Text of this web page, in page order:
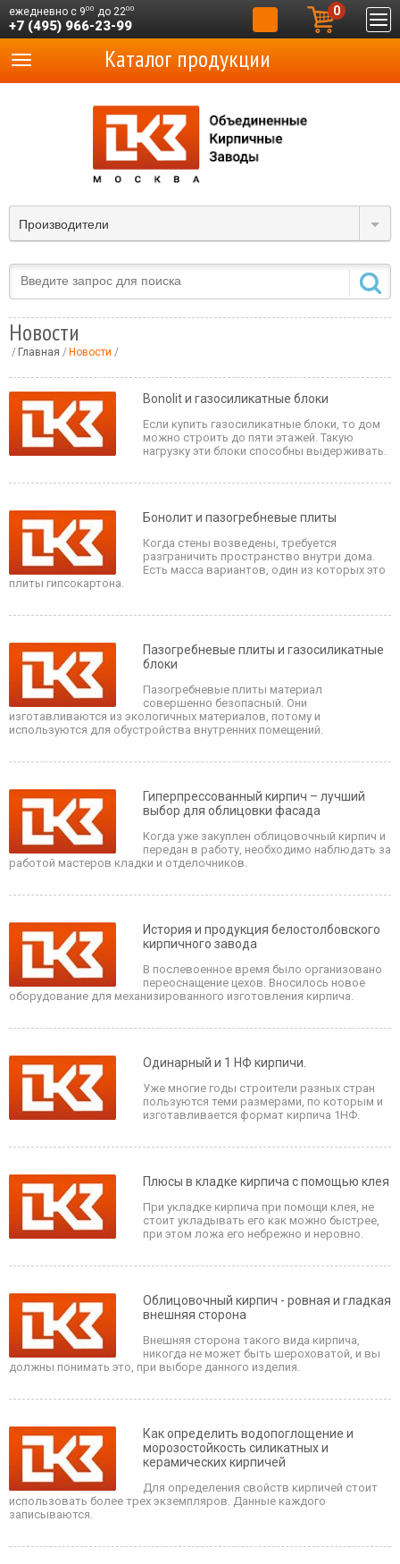
ежедневно с 900 до 2200
+7 (495) 966-23-99
0
Производители
Каталог продукции
Новости
Главная Новости
Bonolit и газосиликатные блоки
Если купить газосиликатные блоки, то дом
можно строить до пяти этажей. Такую
нагрузку эти блоки способны выдерживать.
Бонолит и пазогребневые плиты
Когда стены возведены, требуется
разграничить пространство внутри дома.
Есть масса вариантов, один из которых это
плиты гипсокартона.
Пазогребневые плиты и газосиликатные
блоки
Пазогребневые плиты материал
совершенно безопасный. Они
изготавливаются из экологичных материалов, потому и
используются для обустройства внутренних помещений.
Гиперпрессованный кирпич – лучший
выбор для облицовки фасада
Когда уже закуплен облицовочный кирпич и
передан в работу, необходимо наблюдать за
работой мастеров кладки и отделочников.
История и продукция белостолбовского
кирпичного завода
В послевоенное время было организовано
переоснащение цехов. Вносилось новое
оборудование для механизированного изготовления кирпича.
Одинарный и 1 НФ кирпичи.
Уже многие годы строители разных стран
пользуются теми размерами, по которым и
изготавливается формат кирпича 1НФ.
Плюсы в кладке кирпича с помощью клея
При укладке кирпича при помощи клея, не
стоит укладывать его как можно быстрее,
при этом ложа его небрежно и неровно.
Облицовочный кирпич - ровная и гладкая
внешняя сторона
Внешняя сторона такого вида кирпича,
никогда не может быть шероховатой, и вы
должны понимать это, при выборе данного изделия.
Как определить водопоглощение и
морозостойкость силикатных и
керамических кирпичей
Для определения свойств кирпичей стоит
использовать более трех экземпляров. Данные каждого
записываются.